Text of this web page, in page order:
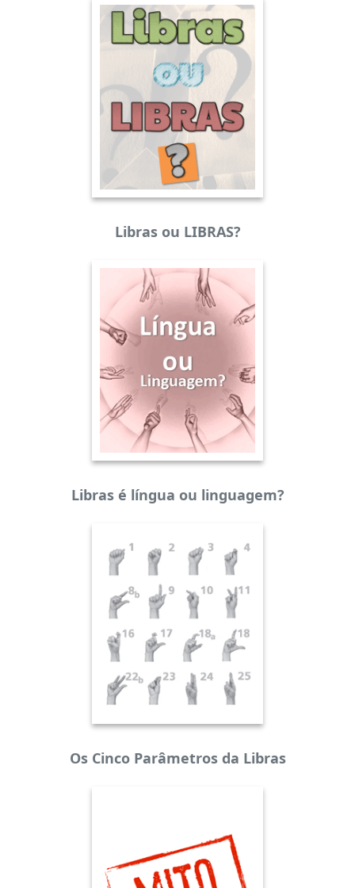
Libras ou LIBRAS?
Libras é língua ou linguagem?
Os Cinco Parâmetros da Libras